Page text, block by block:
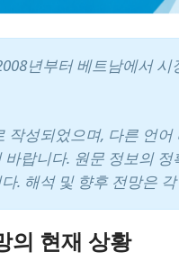
년부터 베트남에서
작성되었으며, 다른 언
바랍니다. 원문 정보의
. 해석 및 향후 전망은
의 현재 상황